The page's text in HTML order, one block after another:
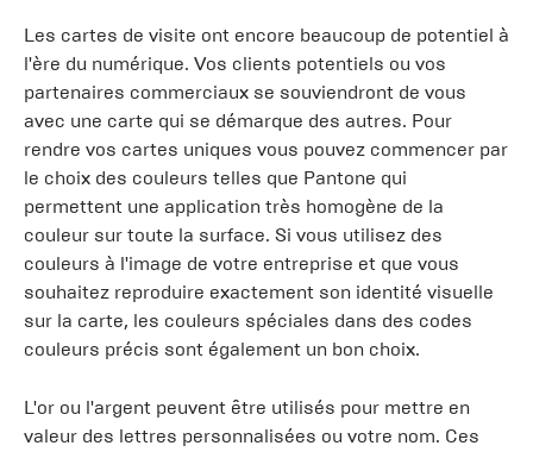
Les cartes de visite ont encore beaucoup de potentiel à
l'ère du numérique. Vos clients potentiels ou vos
partenaires commerciaux se souviendront de vous
avec une carte qui se démarque des autres. Pour
rendre vos cartes uniques vous pouvez commencer par
le choix des couleurs telles que Pantone qui
permettent une application très homogène de la
couleur sur toute la surface. Si vous utilisez des
couleurs à l'image de votre entreprise et que vous
souhaitez reproduire exactement son identité visuelle
sur la carte, les couleurs spéciales dans des codes
couleurs précis sont également un bon choix.
L'or ou l'argent peuvent être utilisés pour mettre en
valeur des lettres personnalisées ou votre nom. Ces